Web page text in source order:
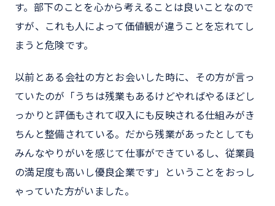
す。部下のことを心から考えることは良いことなので
すが、これも人によって価値観が違うことを忘れてし
まうと危険です。
以前とある会社の方とお会いした時に、その方が言っ
ていたのが「うちは残業もあるけどやればやるほどし
っかりと評価もされて収入にも反映される仕組みがき
ちんと整備されている。だから残業があったとしても
みんなやりがいを感じて仕事ができているし、従業員
の満足度も高いし優良企業です」ということをおっし
ゃっていた方がいました。